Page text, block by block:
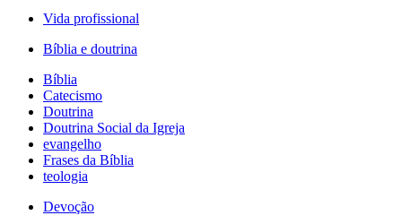
Vida profissional
Bíblia e doutrina
Bíblia
Catecismo
Doutrina
Doutrina Social da Igreja
evangelho
Frases da Bíblia
teologia
Devoção